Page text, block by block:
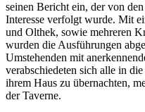
seinen Bericht ein, der von
Interesse verfolgt wurde. Mit
und Olthek, sowie mehreren
wurden die Ausführungen
Umstehenden mit
verabschiedeten sich alle in
ihrem Haus zu übernachten,
der Taverne.